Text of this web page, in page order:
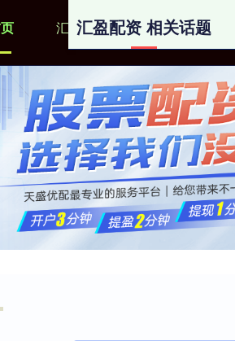
汇盈配资 实盘配资app
汇盈配资 相关话题